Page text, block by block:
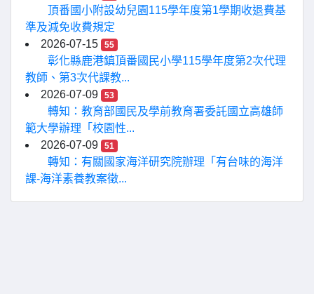
頂番國小附設幼兒園115學年度第1學期收退費基
準及減免收費規定
2026-07-15
55
彰化縣鹿港鎮頂番國民小學115學年度第2次代理
教師、第3次代課教...
2026-07-09
53
轉知：教育部國民及學前教育署委託國立高雄師
範大學辦理「校園性...
2026-07-09
51
轉知：有關國家海洋研究院辦理「有台味的海洋
課-海洋素養教案徵...